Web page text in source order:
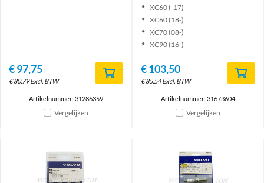
€97,75
€80,79 Excl. BTW
Artikelnummer: 31286359
Vergelijken
XC60 (-17)
XC60 (18-)
XC70 (08-)
XC90 (16-)
€103,50
€85,54 Excl. BTW
Artikelnummer: 31673604
Vergelijken